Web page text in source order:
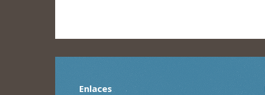
Enlaces